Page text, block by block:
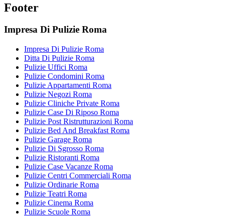
Footer
Impresa Di Pulizie Roma
Impresa Di Pulizie Roma
Ditta Di Pulizie Roma
Pulizie Uffici Roma
Pulizie Condomini Roma
Pulizie Appartamenti Roma
Pulizie Negozi Roma
Pulizie Cliniche Private Roma
Pulizie Case Di Riposo Roma
Pulizie Post Ristrutturazioni Roma
Pulizie Bed And Breakfast Roma
Pulizie Garage Roma
Pulizie Di Sgrosso Roma
Pulizie Ristoranti Roma
Pulizie Case Vacanze Roma
Pulizie Centri Commerciali Roma
Pulizie Ordinarie Roma
Pulizie Teatri Roma
Pulizie Cinema Roma
Pulizie Scuole Roma